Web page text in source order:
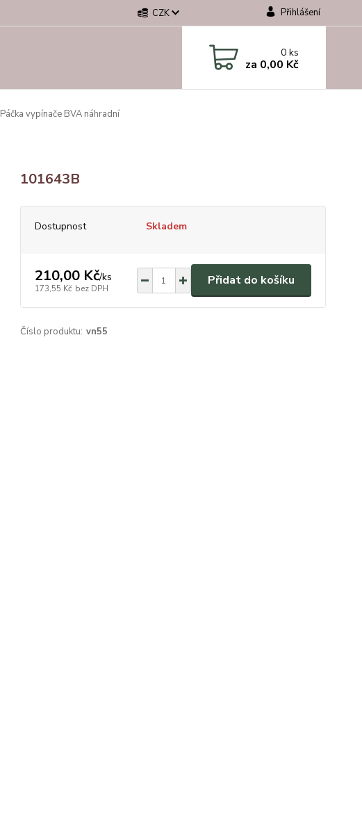
CZK Přihlášení
0ks
za 0,00 Kč
Páčka vypínače BVA náhradní
101643B
Dostupnost Skladem
210,00 Kč/ks
173,55 Kč bez DPH
Přidat do košíku
Číslo produktu: vn55